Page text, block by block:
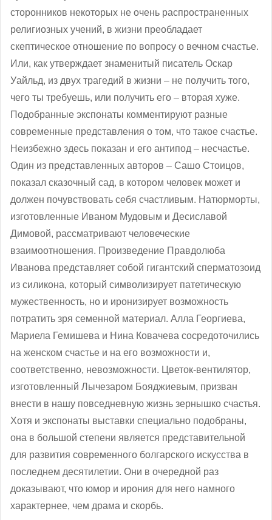
сторонников некоторых не очень распространенных
религиозных учений, в жизни преобладает
скептическое отношение по вопросу о вечном счастье.
Или, как утверждает знаменитый писатель Оскар
Уайльд, из двух трагедий в жизни – не получить того,
чего ты требуешь, или получить его – вторая хуже.
Подобранные экспонаты комментируют разные
современные представления о том, что такое счастье.
Неизбежно здесь показан и его антипод – несчастье.
Один из представленных авторов – Сашо Стоицов,
показал сказочный сад, в котором человек может и
должен почувствовать себя счастливым. Натюрморты,
изготовленные Иваном Мудовым и Десиславой
Димовой, рассматривают человеческие
взаимоотношения. Произведение Правдолюба
Иванова представляет собой гигантский сперматозоид
из силикона, который символизирует патетическую
мужественность, но и иронизирует возможность
потратить зря семенной материал. Алла Георгиева,
Мариела Гемишева и Нина Ковачева сосредоточились
на женском счастье и на его возможности и,
соответственно, невозможности. Цветок-вентилятор,
изготовленный Лычезаром Бояджиевым, призван
внести в нашу повседневную жизнь зернышко счастья.
Хотя и экспонаты выставки специально подобраны,
она в большой степени является представительной
для развития современного болгарского искусства в
последнем десятилетии. Они в очередной раз
доказывают, что юмор и ирония для него намного
характернее, чем драма и скорбь.